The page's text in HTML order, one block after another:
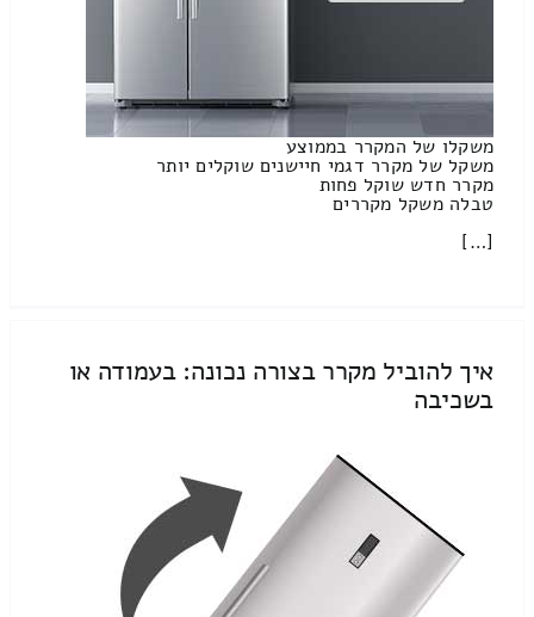
משקלו של המקרר בממוצע
משקל של מקרר דגמי חיישנים שוקלים יותר
מקרר חדש שוקל פחות
טבלה משקל מקררים
[…]
איך להוביל מקרר בצורה נכונה: בעמודה או
בשכיבה